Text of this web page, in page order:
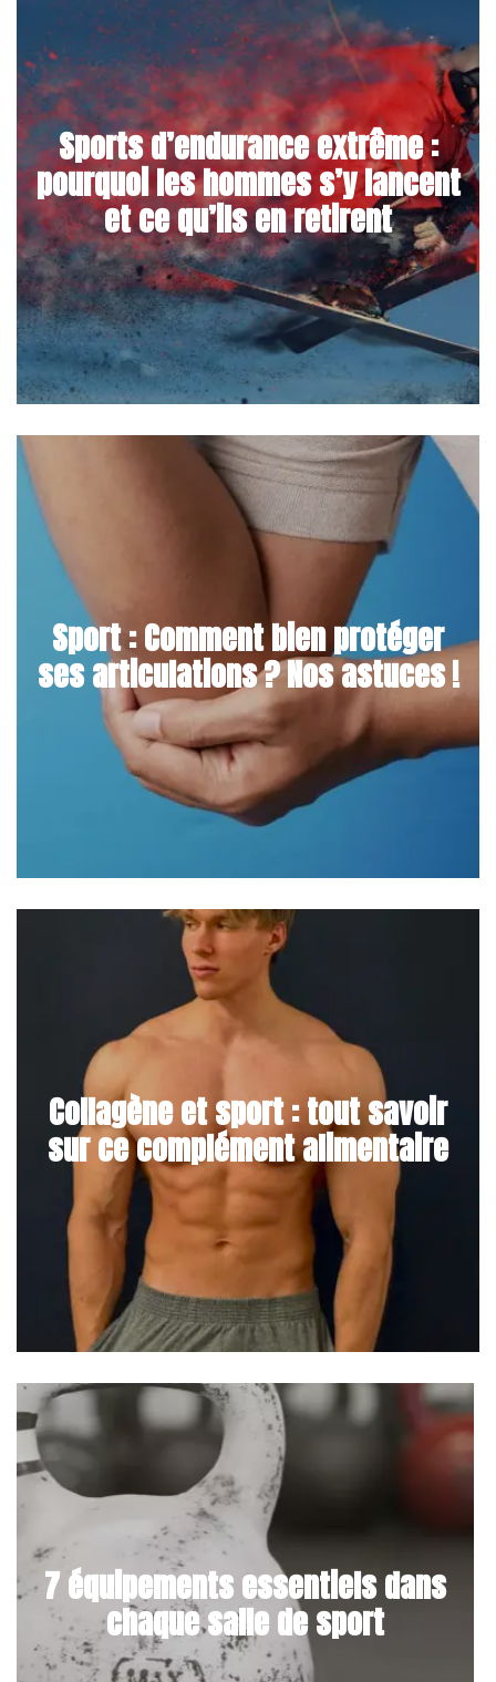
Sports d’endurance extrême :
pourquoi les hommes s’y lancent
et ce qu’ils en retirent
Sport : Comment bien protéger
ses articulations ? Nos astuces !
Collagène et sport : tout savoir
sur ce complément alimentaire
7 équipements essentiels dans
chaque salle de sport